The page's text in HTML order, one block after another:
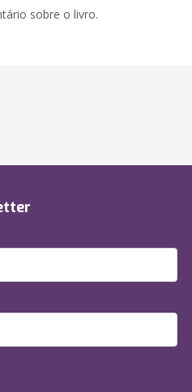
sobre o livro.